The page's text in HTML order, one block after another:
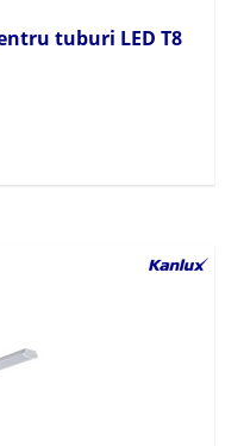
tuburi LED T8